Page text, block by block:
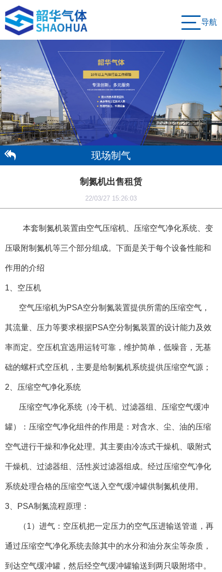
导航
现场制气
制氮机出售租赁
22/03/27 15:26:03
本套制氮机装置由空气压缩机、压缩空气净化系统、变
压吸附制氮机等三个部分组成。下面是关于每个设备性能和
作用的介绍
1、空压机
空气压缩机为PSA空分制氮装置提供所需的压缩空气，
其流量、压力等要求根据PSA空分制氮装置的设计能力及效
率而定。空压机宜选用运转可靠，维护简单，低噪音，无基
础的螺杆式空压机，主要是给制氮机系统提供压缩空气源；
2、压缩空气净化系统
压缩空气净化系统（冷干机、过滤器组、压缩空气缓冲
罐）：压缩空气净化组件的作用是：对含水、尘、油的压缩
空气进行干燥和净化处理。其主要由冷冻式干燥机、吸附式
干燥机、过滤器组、活性炭过滤器组成。经过压缩空气净化
系统处理合格的压缩空气送入空气缓冲罐供制氮机使用。
3、PSA制氮流程原理：
（1）进气：空压机把一定压力的空气压进输送管道，再
通过压缩空气净化系统去除其中的水分和油分灰尘等杂质，
到达空气缓冲罐，然后经空气缓冲罐输送到两只吸附塔中。